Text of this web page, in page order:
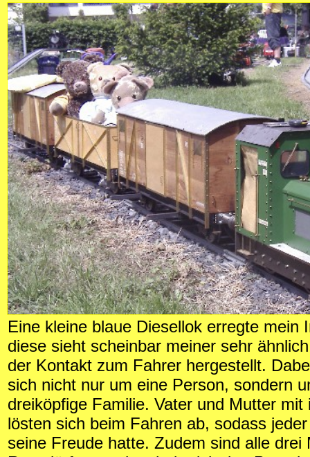
Eine kleine blaue Diesellok erregte mein
diese sieht scheinbar meiner sehr
der Kontakt zum Fahrer hergestellt.
sich nicht nur um eine Person, sondern
dreiköpfige Familie. Vater und Mutter mit
lösten sich beim Fahren ab, sodass
seine Freude hatte. Zudem sind alle drei